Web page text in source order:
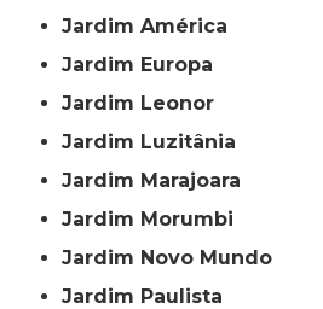
Jardim América
Jardim Europa
Jardim Leonor
Jardim Luzitânia
Jardim Marajoara
Jardim Morumbi
Jardim Novo Mundo
Jardim Paulista